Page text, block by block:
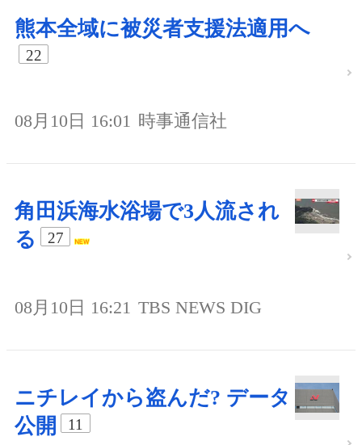
熊本全域に被災者支援法適用へ
22
08月10日 16:01 時事通信社
角田浜海水浴場で3人流され
る
27
08月10日 16:21 TBS NEWS DIG
ニチレイから盗んだ? データ
公開
11